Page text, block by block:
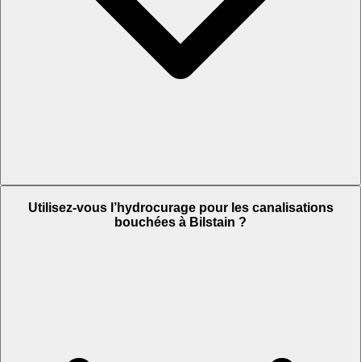
Utilisez-vous l’hydrocurage pour les canalisations
bouchées à Bilstain ?